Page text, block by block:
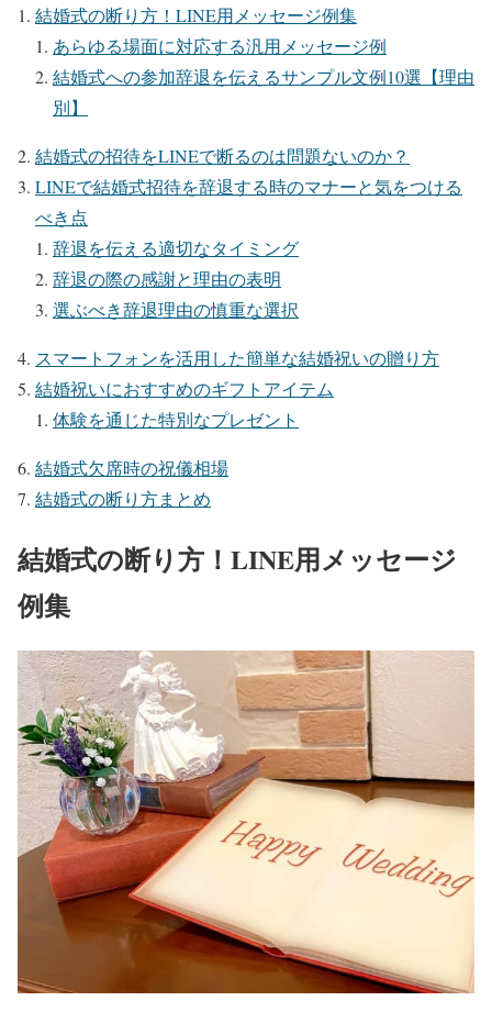
結婚式の断り方！LINE用メッセージ例集
あらゆる場面に対応する汎用メッセージ例
結婚式への参加辞退を伝えるサンプル文例10選【理由
別】
結婚式の招待をLINEで断るのは問題ないのか？
LINEで結婚式招待を辞退する時のマナーと気をつける
べき点
辞退を伝える適切なタイミング
辞退の際の感謝と理由の表明
選ぶべき辞退理由の慎重な選択
スマートフォンを活用した簡単な結婚祝いの贈り方
結婚祝いにおすすめのギフトアイテム
体験を通じた特別なプレゼント
結婚式欠席時の祝儀相場
結婚式の断り方まとめ
結婚式の断り方！LINE用メッセージ
例集